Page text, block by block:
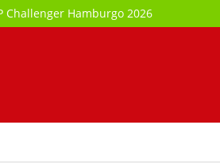
Challenger Hamburgo 2026